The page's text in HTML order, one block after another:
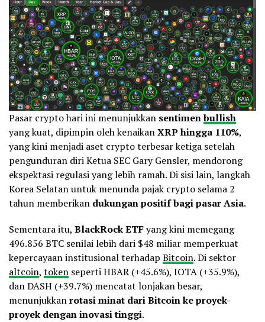
Pasar crypto hari ini menunjukkan sentimenbullish
yang kuat, dipimpin oleh kenaikanXRP hingga 110%,
yang kini menjadi aset crypto terbesar ketiga setelah
pengunduran diri Ketua SEC Gary Gensler, mendorong
ekspektasi regulasi yang lebih ramah. Di sisi lain, langkah
Korea Selatan untuk menunda pajak crypto selama 2
tahun memberikan dukungan positif bagi pasar Asia.
Sementara itu, BlackRock ETFyang kini memegang
496.856 BTC senilai lebih dari $48 miliar memperkuat
kepercayaan institusional terhadap Bitcoin. Di sektor
altcoin, token seperti HBAR (+45.6%), IOTA (+35.9%),
dan DASH (+39.7%) mencatat lonjakan besar,
menunjukkanrotasi minat dari Bitcoin ke proyek-
proyek dengan inovasi tinggi.